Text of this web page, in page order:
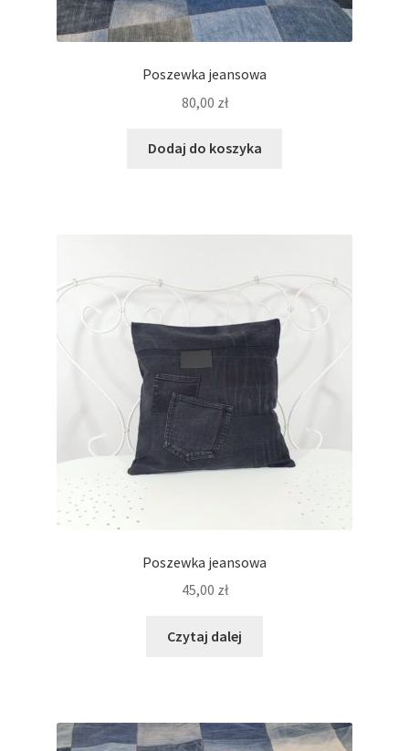
Poszewka jeansowa
80,00 zł
Dodaj do koszyka
Poszewka jeansowa
45,00 zł
Czytaj dalej